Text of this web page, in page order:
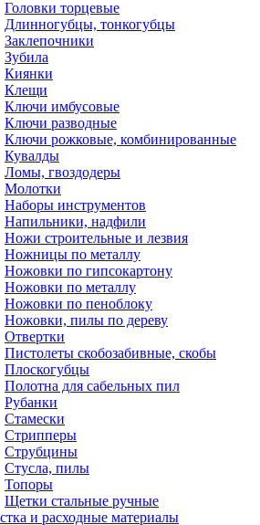
Головки торцевые
Длинногубцы, тонкогубцы
Заклепочники
Зубила
Киянки
Клещи
Ключи имбусовые
Ключи разводные
Ключи рожковые, комбинированные
Кувалды
Ломы, гвоздодеры
Молотки
Наборы инструментов
Напильники, надфили
Ножи строительные и лезвия
Ножницы по металлу
Ножовки по гипсокартону
Ножовки по металлу
Ножовки по пеноблоку
Ножовки, пилы по дереву
Отвертки
Пистолеты скобозабивные, скобы
Плоскогубцы
Полотна для сабельных пил
Рубанки
Стамески
Стрипперы
Струбцины
Стусла, пилы
Топоры
Щетки стальные ручные
и расходные материалы